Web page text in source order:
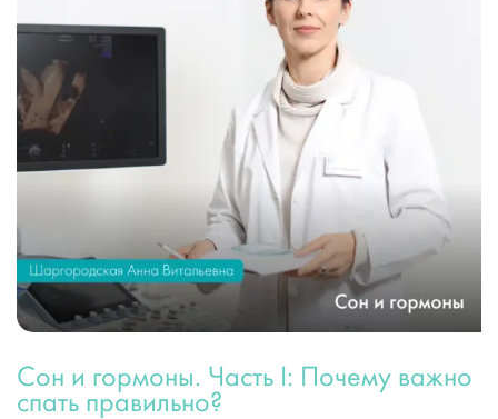
Сон и гормоны. Часть I: Почему важно
спать правильно?